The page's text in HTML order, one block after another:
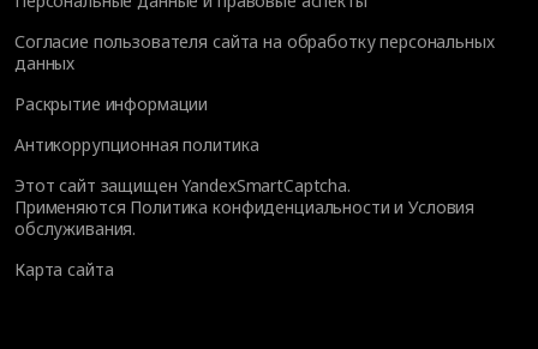
Согласие пользователя сайта на обработку персональных
данных
Раскрытие информации
Антикоррупционная политика
Этот сайт защищен YandexSmartCaptcha.
Применяются Политика конфиденциальности иУсловия
обслуживания.
Карта сайта